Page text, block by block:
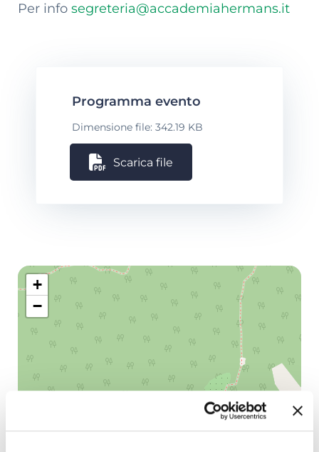
Per info segreteria@accademiahermans.it
Programma evento
Dimensione file: 342.19 KB
Scarica file
+
−